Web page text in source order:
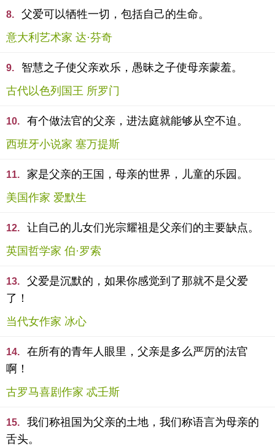
8.
父爱可以牺牲一切，包括自己的生命。
意大利艺术家 达·芬奇
9.
智慧之子使父亲欢乐，愚昧之子使母亲蒙羞。
古代以色列国王 所罗门
10.
有个做法官的父亲，进法庭就能够从空不迫。
西班牙小说家 塞万提斯
11.
家是父亲的王国，母亲的世界，儿童的乐园。
美国作家 爱默生
12.
让自己的儿女们光宗耀祖是父亲们的主要缺点。
英国哲学家 伯·罗索
13.
父爱是沉默的，如果你感觉到了那就不是父爱
了！
当代女作家 冰心
14.
在所有的青年人眼里，父亲是多么严厉的法官
啊！
古罗马喜剧作家 忒壬斯
15.
我们称祖国为父亲的土地，我们称语言为母亲的
舌头。